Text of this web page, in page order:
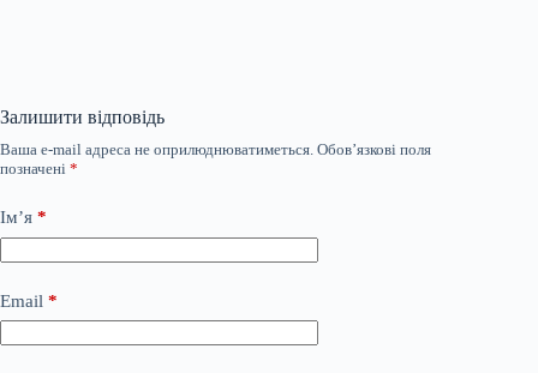
Залишити відповідь
Ваша e-mail адреса не оприлюднюватиметься. Обов’язкові поля
позначені *
Ім’я *
Email *